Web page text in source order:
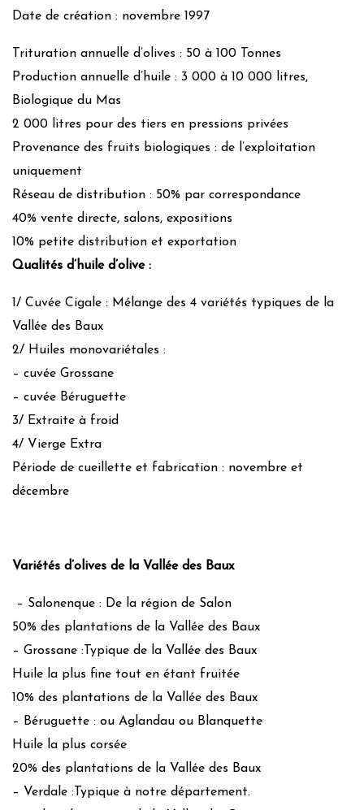
Date de création : novembre 1997
Trituration annuelle d’olives : 50 à 100 Tonnes
Production annuelle d’huile : 3 000 à 10 000 litres,
Biologique du Mas
2 000 litres pour des tiers en pressions privées
Provenance des fruits biologiques : de l’exploitation
uniquement
Réseau de distribution : 50% par correspondance
40% vente directe, salons, expositions
10% petite distribution et exportation
Qualités d’huile d’olive :
1/ Cuvée Cigale : Mélange des 4 variétés typiques de la
Vallée des Baux
2/ Huiles monovariétales :
– cuvée Grossane
– cuvée Béruguette
3/ Extraite à froid
4/ Vierge Extra
Période de cueillette et fabrication : novembre et
décembre
Variétés d’olives de la Vallée des Baux
– Salonenque : De la région de Salon
50% des plantations de la Vallée des Baux
– Grossane :Typique de la Vallée des Baux
Huile la plus fine tout en étant fruitée
10% des plantations de la Vallée des Baux
– Béruguette : ou Aglandau ou Blanquette
Huile la plus corsée
20% des plantations de la Vallée des Baux
– Verdale :Typique à notre département.